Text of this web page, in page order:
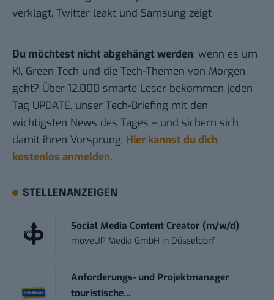
verklagt, Twitter leakt und Samsung zeigt
Du möchtest nicht abgehängt werden, wenn es um
KI, Green Tech und die Tech-Themen von Morgen
geht? Über 12.000 smarte Leser bekommen jeden
Tag UPDATE, unser Tech-Briefing mit den
wichtigsten News des Tages – und sichern sich
damit ihren Vorsprung. Hier kannst du dich
kostenlos anmelden.
STELLENANZEIGEN
Social Media Content Creator (m/w/d)
moveUP Media GmbH in Düsseldorf
Anforderungs- und Projektmanager
touristische...